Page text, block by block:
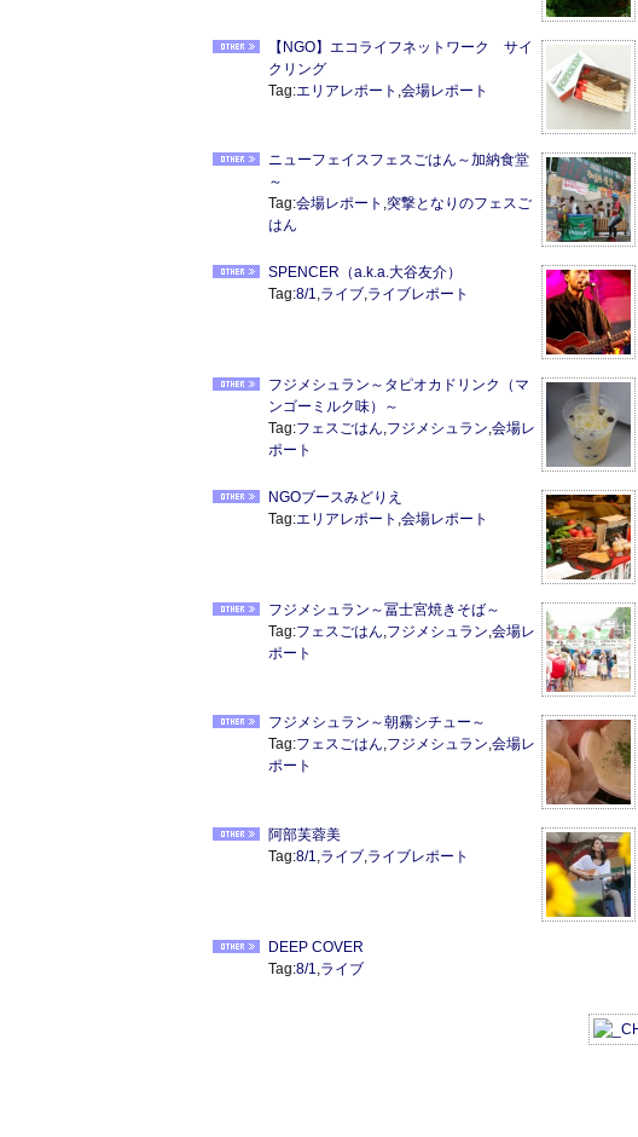
【NGO】エコライフネットワーク サイ
クリング
Tag:エリアレポート ,会場レポート
ニューフェイスフェスごはん～加納食堂
～
Tag:会場レポート ,突撃となりのフェスご
はん
SPENCER（a.k.a.大谷友介）
Tag:8/1,ライブ,ライブレポート
フジメシュラン～タピオカドリンク（マ
ンゴーミルク味）～
Tag:フェスごはん,フジメシュラン,会場レ
ポート
NGOブースみどりえ
Tag:エリアレポート ,会場レポート
フジメシュラン～冨士宮焼きそば～
Tag:フェスごはん,フジメシュラン,会場レ
ポート
フジメシュラン～朝霧シチュー～
Tag:フェスごはん,フジメシュラン,会場レ
ポート
阿部芙蓉美
Tag:8/1,ライブ,ライブレポート
DEEP COVER
Tag:8/1,ライブ